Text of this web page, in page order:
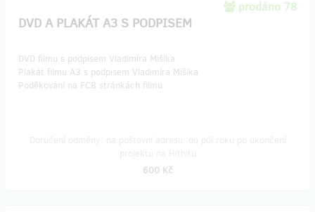
prodáno 78
DVD A PLAKÁT A3 S PODPISEM
DVD filmu s podpisem Vladimíra Mišíka
Plakát filmu A3 s podpisem Vladimíra Mišíka
Poděkování na FCB stránkách filmu
600 Kč